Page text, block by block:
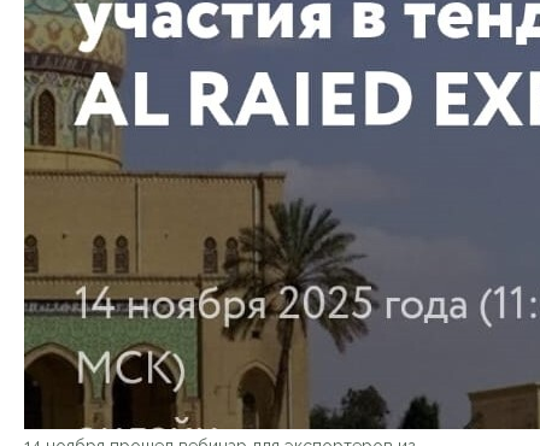
УСЛУГИ
О НАС
ПРЕИМУЩЕСТВА
VKontakte
Telegram